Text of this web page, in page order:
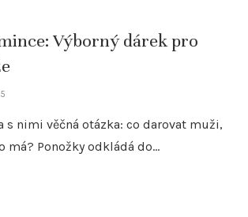
Výborný dárek pro
s nimi věčná otázka: co darovat muži,
má? Ponožky odkládá do…